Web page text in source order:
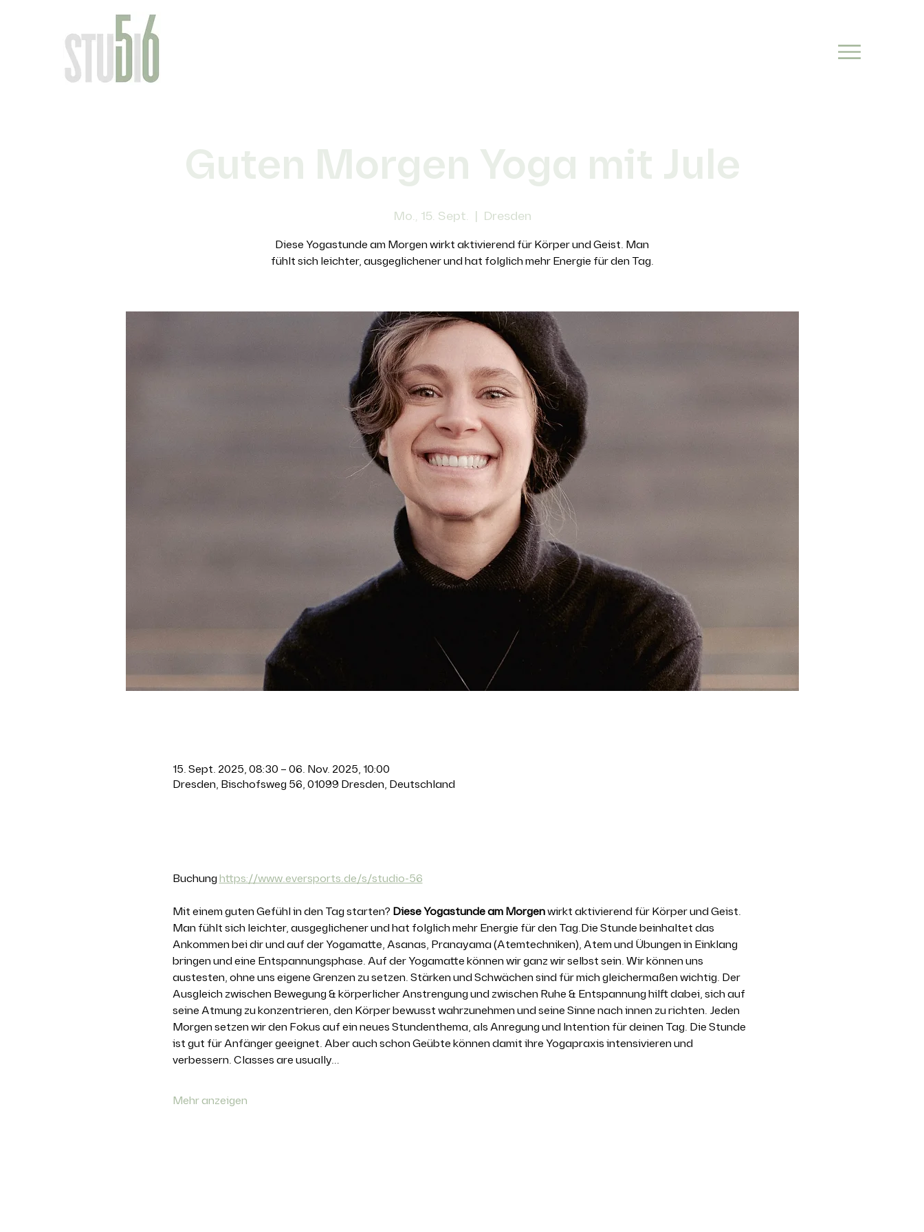
Guten Morgen Yoga mit Jule
Mo., 15. Sept. Dresden
Diese Yogastunde am Morgen wirkt aktivierend für Körper und Geist. Man
fühlt sich leichter, ausgeglichener und hat folglich mehr Energie für den Tag.
15. Sept. 2025, 08:30 – 06. Nov. 2025, 10:00
Dresden, Bischofsweg 56, 01099 Dresden, Deutschland
Buchung https://www.eversports.de/s/studio-56
Mit einem guten Gefühl in den Tag starten? Diese Yogastunde am Morgen wirkt aktivierend für Körper und Geist.
Man fühlt sich leichter, ausgeglichener und hat folglich mehr Energie für den Tag.Die Stunde beinhaltet das
Ankommen bei dir und auf der Yogamatte, Asanas, Pranayama (Atemtechniken), Atem und Übungen in Einklang
bringen und eine Entspannungsphase. Auf der Yogamatte können wir ganz wir selbst sein. Wir können uns
austesten, ohne uns eigene Grenzen zu setzen. Stärken und Schwächen sind für mich gleichermaßen wichtig. Der
Ausgleich zwischen Bewegung & körperlicher Anstrengung und zwischen Ruhe & Entspannung hilft dabei, sich auf
seine Atmung zu konzentrieren, den Körper bewusst wahrzunehmen und seine Sinne nach innen zu richten. Jeden
Morgen setzen wir den Fokus auf ein neues Stundenthema, als Anregung und Intention für deinen Tag. Die Stunde
ist gut für Anfänger geeignet. Aber auch schon Geübte können damit ihre Yogapraxis intensivieren und
verbessern. Classes are usually…
Mehr anzeigen